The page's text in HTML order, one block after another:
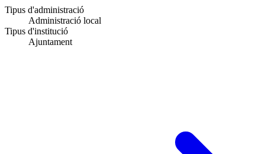
Tipus d'administració
Administració local
Tipus d'institució
Ajuntament